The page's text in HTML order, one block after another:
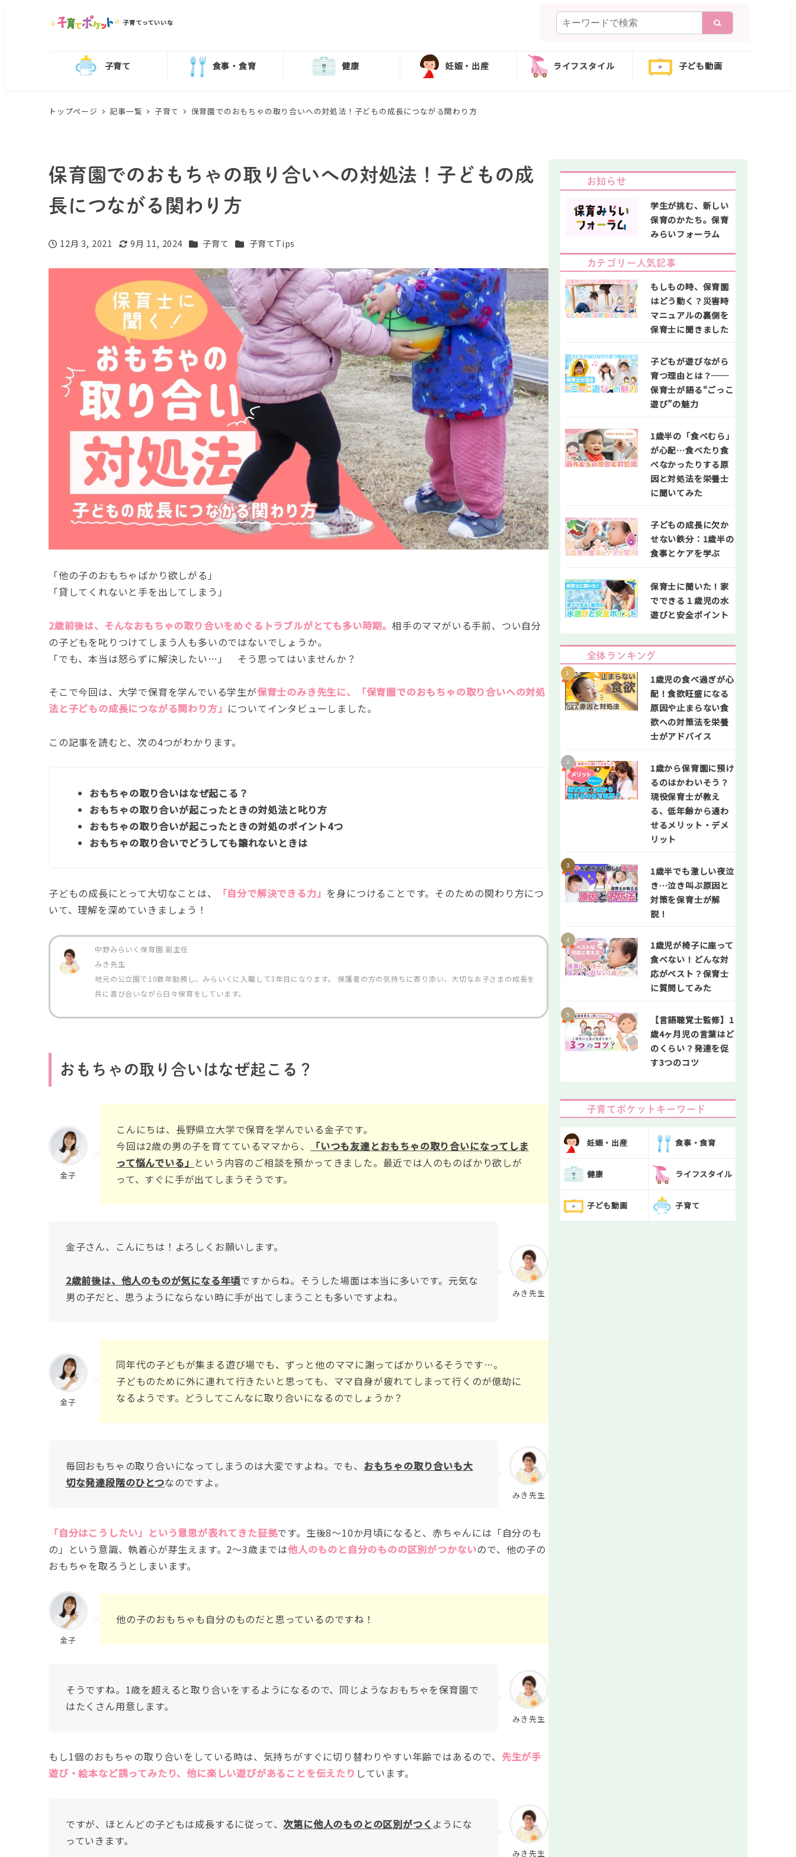
子育てっていいな
索
子育て 食事・食育 健康 妊娠・出産 ライフスタイル 子ども動画
トップページ 記事一覧 子育て 保育園でのおもちゃの取り合いへの対処法！子どもの成長につながる関わり方
保育園でのおもちゃの取り合いへの対処法！子どもの成
長につながる関わり方
投稿日
12月 3, 2021
更新日
9月 11, 2024 カテゴリー
子育て カテゴリー
子育てTips
「他の子のおもちゃばかり欲しがる」
「貸してくれないと手を出してしまう」
2歳前後は、そんなおもちゃの取り合いをめぐるトラブルがとても多い時期。 相手のママがいる手前、つい自分
の子どもを叱りつけてしまう人も多いのではないでしょうか。
「でも、本当は怒らずに解決したい…」 そう思ってはいませんか？
そこで今回は、大学で保育を学んでいる学生が保育士のみき先生に、「保育園でのおもちゃの取り合いへの対処
法と子どもの成長につながる関わり方」 についてインタビューしました。
この記事を読むと、次の4つがわかります。
おもちゃの取り合いはなぜ起こる？
おもちゃの取り合いが起こったときの対処法と叱り方
おもちゃの取り合いが起こったときの対処のポイント4つ
おもちゃの取り合いでどうしても譲れないときは
子どもの成長にとって大切なことは、 「自分で解決できる力」 を身につけることです。そのための関わり方につ
いて、理解を深めていきましょう！
中野みらいく保育園 副主任
みき先生
地元の公立園で10数年勤務し、みらいくに入職して3年目になります。 保護者の方の気持ちに寄り添い、大切なお子さまの成長を
共に喜び合いながら日々保育をしています。
おもちゃの取り合いはなぜ起こる？
金子
こんにちは、長野県立大学で保育を学んでいる金子です。
今回は2歳の男の子を育てているママから、
「いつも友達とおもちゃの取り合いになってしま
って悩んでいる」 という内容のご相談を預かってきました。最近では人のものばかり欲しが
って、すぐに手が出てしまうそうです。
みき先生
金子さん、こんにちは！よろしくお願いします。
2歳前後は、他人のものが気になる年頃ですからね。そうした場面は本当に多いです。元気な
男の子だと、思うようにならない時に手が出てしまうことも多いですよね。
金子
同年代の子どもが集まる遊び場でも、ずっと他のママに謝ってばかりいるそうです…。
子どものために外に連れて行きたいと思っても、ママ自身が疲れてしまって行くのが億劫に
なるようです。どうしてこんなに取り合いになるのでしょうか？
みき先生
毎回おもちゃの取り合いになってしまうのは大変ですよね。でも、 おもちゃの取り合いも大
切な発達段階のひとつなのですよ。
「自分はこうしたい」という意思が表れてきた証拠です。生後8〜10か月頃になると、赤ちゃんには「自分のも
の」という意識、執着心が芽生えます。2〜3歳までは他人のものと自分のものの区別がつかないので、他の子の
おもちゃを取ろうとしまいます。
金子
他の子のおもちゃも自分のものだと思っているのですね！
みき先生
そうですね。1歳を超えると取り合いをするようになるので、同じようなおもちゃを保育園で
はたくさん用意します。
もし1個のおもちゃの取り合いをしている時は、気持ちがすぐに切り替わりやすい年齢ではあるので、 先生が手
遊び・絵本など誘ってみたり、他に楽しい遊びがあることを伝えたり しています。
みき先生
ですが、ほとんどの子どもは成長するに従って、次第に他人のものとの区別がつく ようにな
っていきます。
お知らせ
学生が挑む、新しい
保育のかたち。保育
みらいフォーラム
カテゴリー人気記事
もしもの時、保育園
はどう動く？災害時
マニュアルの裏側を
保育士に聞きました
子どもが遊びながら
育つ理由とは？──
保育士が語る“ごっこ
遊び”の魅力
1歳半の「食べむら」
が心配…食べたり食
べなかったりする原
因と対処法を栄養士
に聞いてみた
子どもの成長に欠か
せない鉄分：1歳半の
食事とケアを学ぶ
保育士に聞いた！家
でできる１歳児の水
遊びと安全ポイント
全体ランキング
1歳児の食べ過ぎが心
配！食欲旺盛になる
原因や止まらない食
欲への対策法を栄養
士がアドバイス
1歳から保育園に預け
るのはかわいそう？
現役保育士が教え
る、低年齢から通わ
せるメリット・デメ
リット
1歳半でも激しい夜泣
き…泣き叫ぶ原因と
対策を保育士が解
説！
1歳児が椅子に座って
食べない！どんな対
応がベスト？保育士
に質問してみた
【言語聴覚士監修】1
歳4ヶ月児の言葉はど
のくらい？発達を促
す3つのコツ
子育てポケットキーワード
妊娠・出産 食事・食育
健康 ライフスタイル
子ども動画 子育て